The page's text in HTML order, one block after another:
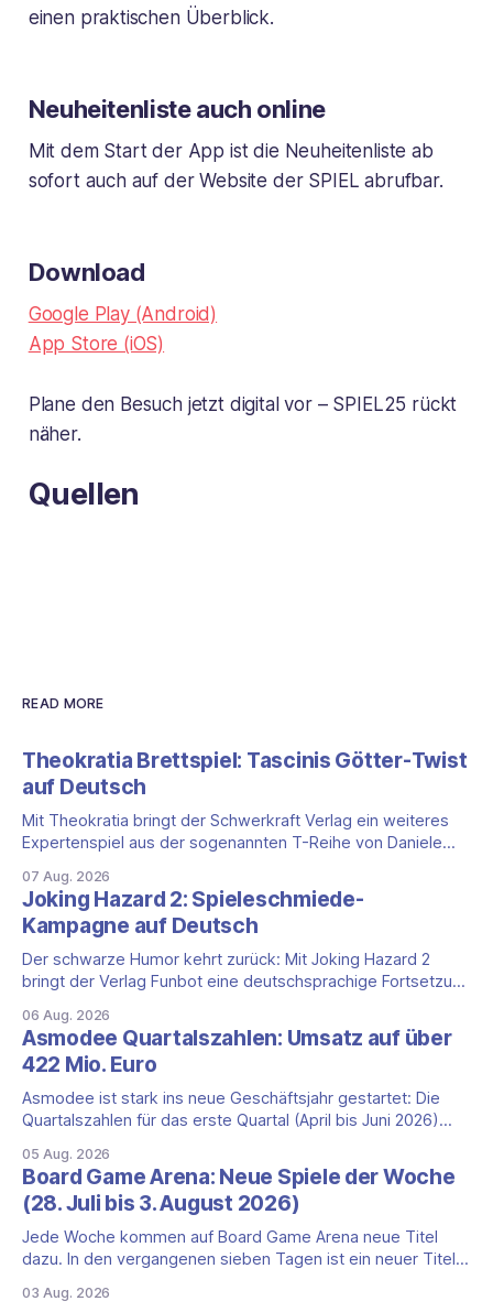
einen praktischen Überblick.
Neuheitenliste auch online
Mit dem Start der App ist die Neuheitenliste ab
sofort auch auf der Website der SPIEL abrufbar.
Download
Google Play (Android)
App Store (iOS)
Plane den Besuch jetzt digital vor – SPIEL25 rückt
näher.
Quellen
READ MORE
Theokratia Brettspiel: Tascinis Götter-Twist
auf Deutsch
Mit Theokratia bringt der Schwerkraft Verlag ein weiteres
Expertenspiel aus der sogenannten T-Reihe von Daniele
Tekhenu und Tzolk'in gehören. Der Aufhänger ist ein
ungewöhnlicher Perspektivwechsel: Sie steuern nicht die
eigene Zivilisation, sondern eine hochentwickelte
außerirdische Gottheit, die vier
07 Aug. 2026
Joking Hazard 2: Spieleschmiede-
Kampagne auf Deutsch
Der schwarze Humor kehrt zurück: Mit Joking Hazard 2
bringt der Verlag Funbot eine deutschsprachige Fortsetzung
Happiness (Explosm) auf die Spieleschmiede. Wir ordnen
ein, was die Kampagne unter dem Motto „Die fiesen
Comics sind zurück!" bietet und wo sie schweigt.
06 Aug. 2026
Asmodee Quartalszahlen: Umsatz auf über
422 Mio. Euro
Asmodee ist stark ins neue Geschäftsjahr gestartet: Die
Quartalszahlen für das erste Quartal (April bis Juni 2026)
Prozent auf 422,1 Millionen Euro. Getragen wird das
Wachstum weiter von den Sammelkartenspielen, doch
erstmals seit Monaten zeigt auch das klassische
Brettspielgeschäft wieder
05 Aug. 2026
Board Game Arena: Neue Spiele der Woche
(28. Juli bis 3. August 2026)
Jede Woche kommen auf Board Game Arena neue Titel
dazu. In den vergangenen sieben Tagen ist ein neuer Titel
bekanntesten kooperativen Zombiespiele. Wir stellen dir
03 Aug. 2026